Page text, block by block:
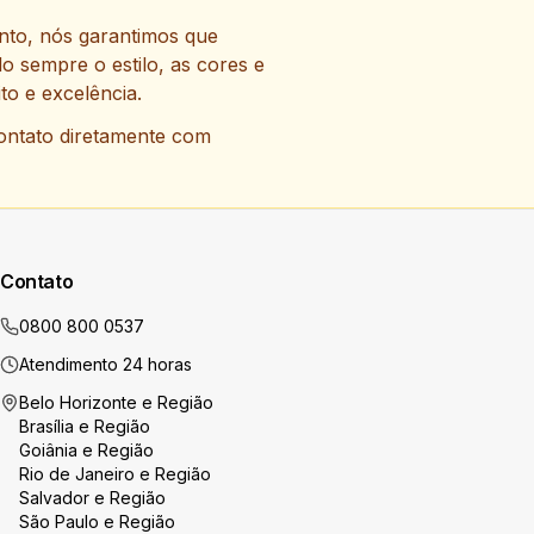
nós garantimos que
sempre o estilo, as cores e
e excelência.
diretamente com
Contato
0800 800 0537
Atendimento 24 horas
Belo Horizonte e Região
Brasília e Região
Goiânia e Região
Rio de Janeiro e Região
Salvador e Região
São Paulo e Região